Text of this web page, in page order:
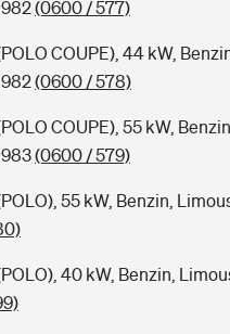
(0600 / 577)
COUPE), 44 kW,
(0600 / 578)
COUPE), 55 kW, Benzin,
(0600 / 579)
55 kW, Benzin,
40 kW, Benzin,